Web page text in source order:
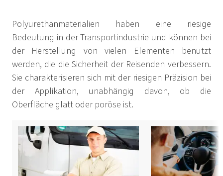
Polyurethanmaterialien haben eine riesige
Bedeutung in der Transportindustrie und können bei
der Herstellung von vielen Elementen benutzt
werden, die die Sicherheit der Reisenden verbessern.
Sie charakterisieren sich mit der riesigen Präzision bei
der Applikation, unabhängig davon, ob die
Oberfläche glatt oder poröse ist.